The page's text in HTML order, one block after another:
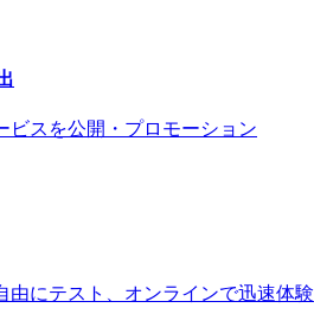
ビスを公開・プロモーション
由にテスト、オンラインで迅速体験